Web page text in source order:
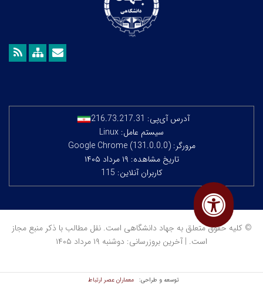
آدرس آی‌پی: 216.73.217.31
سیستم عامل: Linux
مرورگر: Google Chrome (131.0.0.0)
تاریخ مشاهده: ۱۹ مرداد ۱۴۰۵
کاربران آنلاین: 115
© کلیه حقوق متعلق به جهاد دانشگاهی است. نقل مطالب با ذکر منبع مجاز
است. | آخرین بروزرسانی: دوشنبه ۱۹ مرداد ۱۴۰۵
توسعه و طراحی: معماران عصر‌ ارتباط